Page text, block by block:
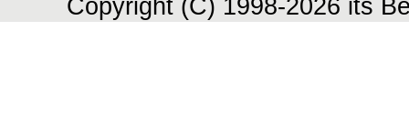
Copyright (C) 1998-2026 its